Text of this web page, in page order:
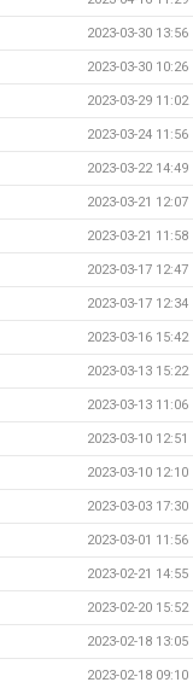
2023-03-30 13:56
2023-03-30 10:26
2023-03-29 11:02
2023-03-24 11:56
2023-03-22 14:49
2023-03-21 12:07
2023-03-21 11:58
2023-03-17 12:47
2023-03-17 12:34
2023-03-16 15:42
2023-03-13 15:22
2023-03-13 11:06
2023-03-10 12:51
2023-03-10 12:10
2023-03-03 17:30
2023-03-01 11:56
2023-02-21 14:55
2023-02-20 15:52
2023-02-18 13:05
2023-02-18 09:10